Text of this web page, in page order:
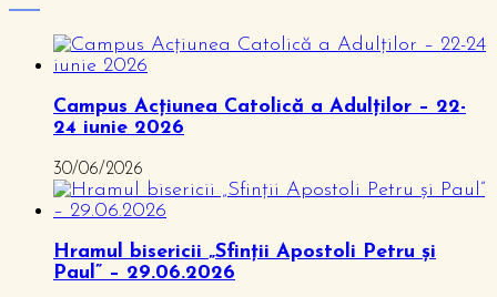
Campus Acțiunea Catolică a Adulților – 22-
24 iunie 2026
30/06/2026
Hramul bisericii „Sfinții Apostoli Petru și
Paul” – 29.06.2026